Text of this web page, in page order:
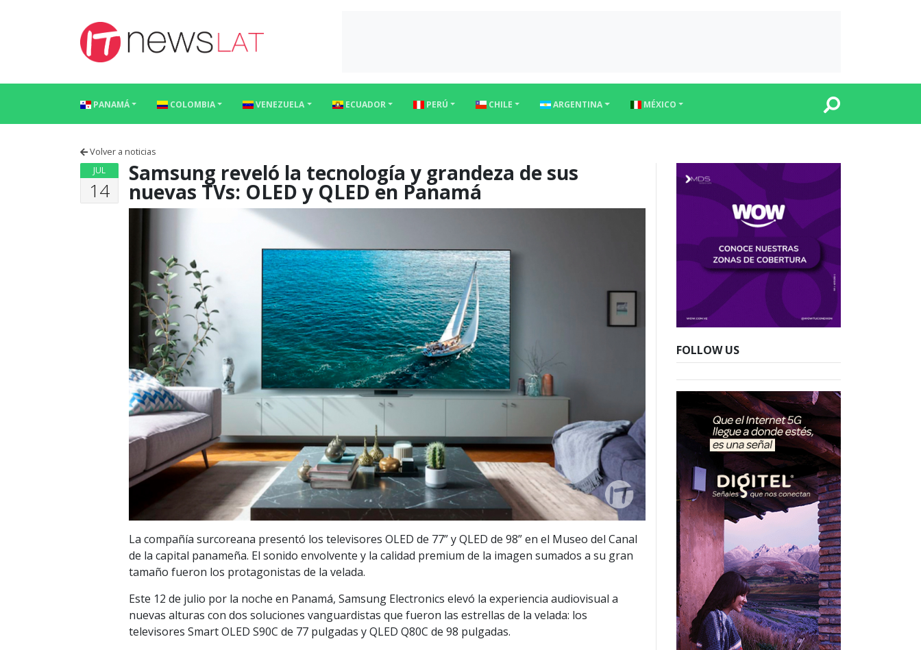
PANAMÁ COLOMBIA VENEZUELA ECUADOR PERÚ CHILE ARGENTINA MÉXICO
Volver a noticias
JUL
14
Samsung reveló la tecnología y grandeza de sus
nuevas TVs: OLED y QLED en Panamá
La compañía surcoreana presentó los televisores OLED de 77” y QLED de 98” en el Museo del Canal
de la capital panameña. El sonido envolvente y la calidad premium de la imagen sumados a su gran
tamaño fueron los protagonistas de la velada.
Este 12 de julio por la noche en Panamá, Samsung Electronics elevó la experiencia audiovisual a
nuevas alturas con dos soluciones vanguardistas que fueron las estrellas de la velada: los
televisores Smart OLED S90C de 77 pulgadas y QLED Q80C de 98 pulgadas.
FOLLOW US